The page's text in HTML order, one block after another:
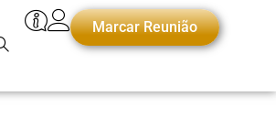
Marcar Reunião